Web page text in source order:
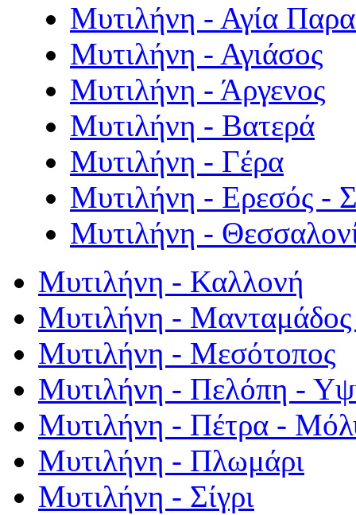
Μυτιλήνη - Αγία
Μυτιλήνη - Αγιάσος
Μυτιλήνη - Άργενος
Μυτιλήνη - Βατερά
Μυτιλήνη - Γέρα
Μυτιλήνη - Ερεσός -
Μυτιλήνη -
Μυτιλήνη - Καλλονή
Μυτιλήνη - Μανταμάδος
Μυτιλήνη - Μεσότοπος
Μυτιλήνη - Πελόπη -
Μυτιλήνη - Πέτρα -
Μυτιλήνη - Πλωμάρι
Μυτιλήνη - Σίγρι